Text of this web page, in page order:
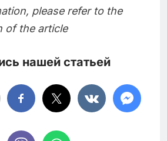
please refer to the
of the article
нашей статьей